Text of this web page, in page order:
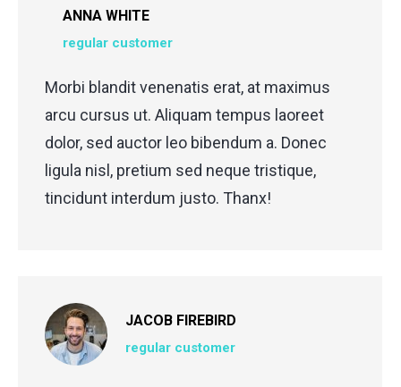
ANNA WHITE
regular customer
Morbi blandit venenatis erat, at maximus
arcu cursus ut. Aliquam tempus laoreet
dolor, sed auctor leo bibendum a. Donec
ligula nisl, pretium sed neque tristique,
tincidunt interdum justo. Thanx!
JACOB FIREBIRD
regular customer